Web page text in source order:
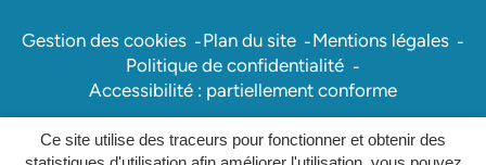
Ce site utilise des traceurs pour fonctionner et obtenir des
Gestion des cookies Plan du site
Mentions légales
Politique de confidentialité
Accessibilité : partiellement conforme
Site réalisé parInovagora (ouverture dans un